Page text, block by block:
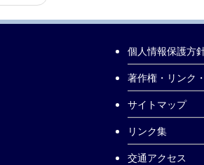
個人情報保護方
著作権・リンク
サイトマップ
リンク集
交通アクセス